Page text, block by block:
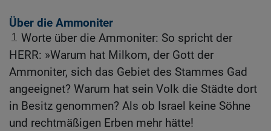
Über die Ammoniter
1 Worte über die Ammoniter: So spricht der
HERR: »Warum hat Milkom, der Gott der
Ammoniter, sich das Gebiet des Stammes Gad
angeeignet? Warum hat sein Volk die Städte dort
in Besitz genommen? Als ob Israel keine Söhne
und rechtmäßigen Erben mehr hätte!